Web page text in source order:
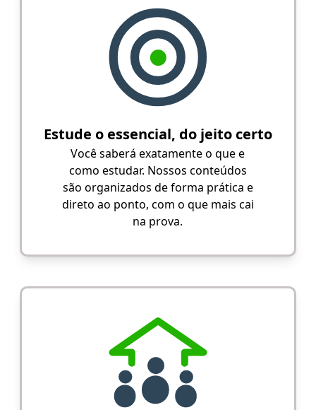
Estude o essencial, do jeito certo
Você saberá exatamente o que e
como estudar. Nossos conteúdos
são organizados de forma prática e
direto ao ponto, com o que mais cai
na prova.